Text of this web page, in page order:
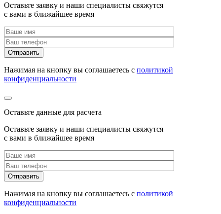
Оставьте заявку и наши специалисты свяжутся
с вами в ближайшее время
Нажимая на кнопку вы соглашаетесь с политикой
конфиденциальности
Оставьте данные для расчета
Оставьте заявку и наши специалисты свяжутся
с вами в ближайшее время
Нажимая на кнопку вы соглашаетесь с политикой
конфиденциальности